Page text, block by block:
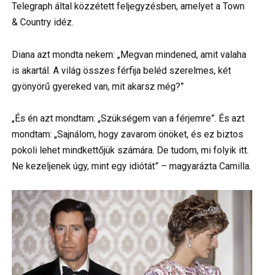
Telegraph által közzétett feljegyzésben, amelyet a Town
& Country idéz.
Diana azt mondta nekem: „Megvan mindened, amit valaha
is akartál. A világ összes férfija beléd szerelmes, két
gyönyörű gyereked van, mit akarsz még?”
„És én azt mondtam: „Szükségem van a férjemre”. És azt
mondtam: „Sajnálom, hogy zavarom önöket, és ez biztos
pokoli lehet mindkettőjük számára. De tudom, mi folyik itt.
Ne kezeljenek úgy, mint egy idiótát” – magyarázta Camilla.